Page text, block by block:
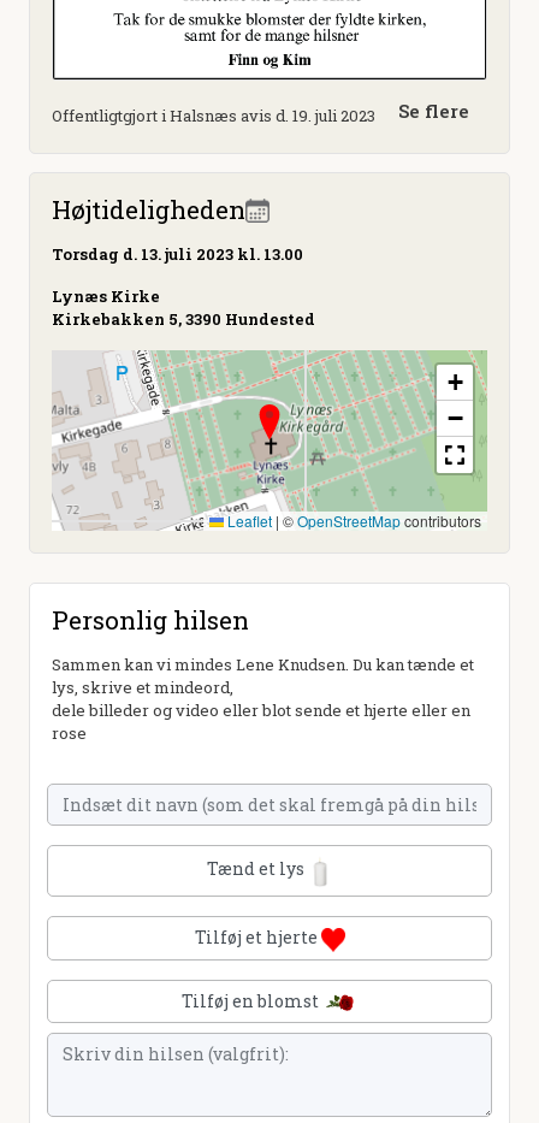
Offentligtgjort i Halsnæs avis d. 19. juli 2023 Se flere
Højtideligheden
Torsdag d. 13. juli 2023 kl. 13.00
Lynæs Kirke
Kirkebakken 5, 3390 Hundested
+
−
Leaflet | ©OpenStreetMapcontributors
Personlig hilsen
Sammen kan vi mindes Lene Knudsen. Du kan tænde et
lys, skrive et mindeord,
dele billeder og video eller blot sende et hjerte eller en
rose
Tænd et lys
Tilføj et hjerte
Tilføj en blomst